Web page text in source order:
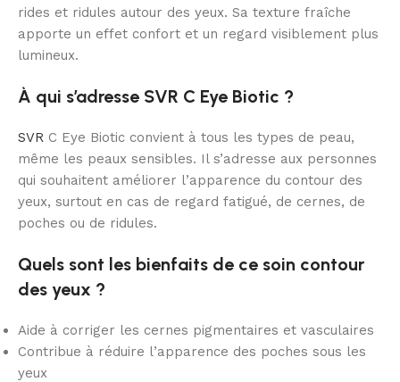
rides et ridules autour des yeux. Sa texture fraîche
apporte un effet confort et un regard visiblement plus
lumineux.
À qui s’adresse SVR C Eye Biotic ?
SVR C Eye Biotic convient à tous les types de peau,
même les peaux sensibles. Il s’adresse aux personnes
qui souhaitent améliorer l’apparence du contour des
yeux, surtout en cas de regard fatigué, de cernes, de
poches ou de ridules.
Quels sont les bienfaits de ce soin contour
des yeux ?
Aide à corriger les cernes pigmentaires et vasculaires
Contribue à réduire l’apparence des poches sous les
yeux